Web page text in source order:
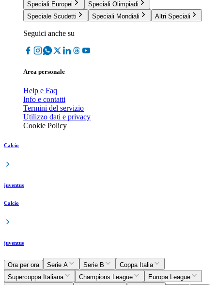
Speciali Europei
Speciali Olimpiadi
Speciale Scudetti
Speciali Mondiali Altri Speciali
Seguici anche su
Area personale
Help e Faq
Info e contatti
Termini del servizio
Utilizzo dati e privacy
Cookie Policy
Calcio
juventus
Calcio
juventus
Ora per ora Serie A Serie B
Coppa Italia
Supercoppa Italiana
Champions League
Europa League